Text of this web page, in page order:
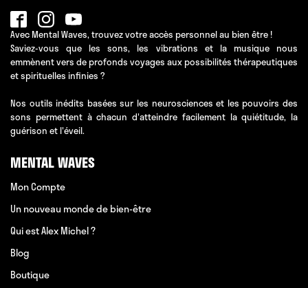
Avec Mental Waves, trouvez votre accès personnel au bien être !
Saviez-vous que les sons, les vibrations et la musique nous
emmènent vers de profonds voyages aux possibilités thérapeutiques
et spirituelles infinies ?
Nos outils inédits basées sur les neurosciences et les pouvoirs des
sons permettent à chacun d'atteindre facilement la quiétitude, la
guérison et l'éveil.
MENTAL WAVES
Mon Compte
Un nouveau monde de bien-être
Qui est Alex Michel ?
Blog
Boutique